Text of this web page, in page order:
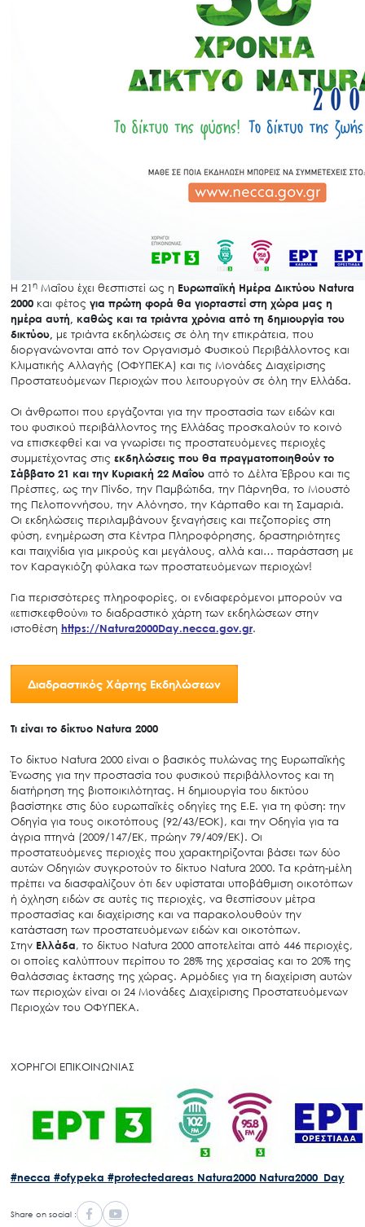
Search
for:
Ο.ΦΥ.ΠΕ.Κ.Α.
Έργα
Εισιτήρια
Επικοινωνία
Η 21ηΜαΐου έχει θεσπιστεί ως η Ευρωπαϊκή Ημέρα Δικτύου Natura
2000και φέτος για πρώτη φορά θα γιορταστεί στη χώρα μας η
ημέρα αυτή, καθώς και τα τριάντα χρόνια από τη δημιουργία του
δικτύου, με τριάντα εκδηλώσεις σε όλη την επικράτεια, που
διοργανώνονται από τον Οργανισμό Φυσικού Περιβάλλοντος και
Κλιματικής Αλλαγής (ΟΦΥΠΕΚΑ) και τις Μονάδες Διαχείρισης
Προστατευόμενων Περιοχών που λειτουργούν σε όλη την Ελλάδα.
Οι άνθρωποι που εργάζονται για την προστασία των ειδών και
του φυσικού περιβάλλοντος της Ελλάδας προσκαλούν το κοινό
να επισκεφθεί και να γνωρίσει τις προστατευόμενες περιοχές
συμμετέχοντας στις εκδηλώσεις που θα πραγματοποιηθούν το
Σάββατο 21 και την Κυριακή 22 Μαΐουαπό το Δέλτα Έβρου και τις
Πρέσπες, ως την Πίνδο, την Παμβώτιδα, την Πάρνηθα, το Μουστό
της Πελοποννήσου, την Αλόνησο, την Κάρπαθο και τη Σαμαριά.
Οι εκδηλώσεις περιλαμβάνουν ξεναγήσεις και πεζοπορίες στη
φύση, ενημέρωση στα Κέντρα Πληροφόρησης, δραστηριότητες
και παιχνίδια για μικρούς και μεγάλους, αλλά και… παράσταση με
τον Καραγκιόζη φύλακα των προστατευόμενων περιοχών!
Για περισσότερες πληροφορίες, οι ενδιαφερόμενοι μπορούν να
«επισκεφθούν» το διαδραστικό χάρτη των εκδηλώσεων στην
ιστοθέση https://Natura2000Day.necca.gov.gr.
Διαδραστικός Χάρτης Εκδηλώσεων
Τι είναι το δίκτυο Natura 2000
Το δίκτυο Natura 2000 είναι ο βασικός πυλώνας της Ευρωπαϊκής
Ένωσης για την προστασία του φυσικού περιβάλλοντος και τη
διατήρηση της βιοποικιλότητας. Η δημιουργία του δικτύου
βασίστηκε στις δύο ευρωπαϊκές οδηγίες της Ε.Ε. για τη φύση: την
Οδηγία για τους οικοτόπους (92/43/EΟK), και την Οδηγία για τα
άγρια πτηνά (2009/147/EK, πρώην 79/409/EK). Οι
προστατευόμενες περιοχές που χαρακτηρίζονται βάσει των δύο
αυτών Οδηγιών συγκροτούν το δίκτυο Natura 2000. Τα κράτη-μέλη
πρέπει να διασφαλίζουν ότι δεν υφίσταται υποβάθμιση οικοτόπων
ή όχληση ειδών σε αυτές τις περιοχές, να θεσπίσουν μέτρα
προστασίας και διαχείρισης και να παρακολουθούν την
κατάσταση των προστατευόμενων ειδών και οικοτόπων.
Στην Ελλάδα, το δίκτυο Natura 2000 αποτελείται από 446 περιοχές,
οι οποίες καλύπτουν περίπου το 28% της χερσαίας και το 20% της
θαλάσσιας έκτασης της χώρας. Αρμόδιες για τη διαχείριση αυτών
των περιοχών είναι οι 24 Μονάδες Διαχείρισης Προστατευόμενων
Περιοχών του ΟΦΥΠΕΚΑ.
ΧΟΡΗΓΟΙ ΕΠΙΚΟΙΝΩΝΙΑΣ
#necca #ofypeka #protectedareas Natura2000 Natura2000_Day
Share on social :